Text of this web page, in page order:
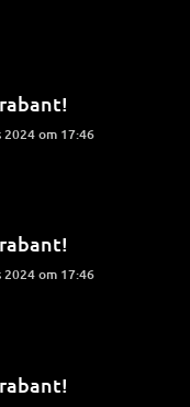
2024 om 17:46
2024 om 17:46